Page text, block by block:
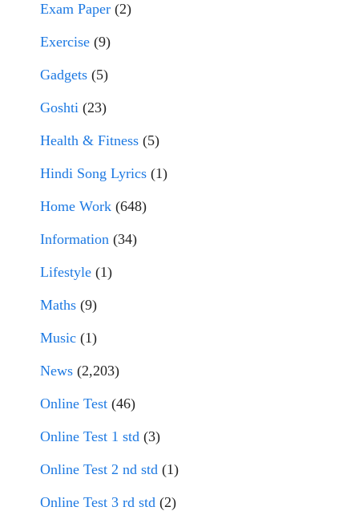
Exam Paper (2)
Exercise (9)
Gadgets (5)
Goshti (23)
Health & Fitness (5)
Hindi Song Lyrics (1)
Home Work (648)
Information (34)
Lifestyle (1)
Maths (9)
Music (1)
News (2,203)
Online Test (46)
Online Test 1 std (3)
Online Test 2 nd std (1)
Online Test 3 rd std (2)